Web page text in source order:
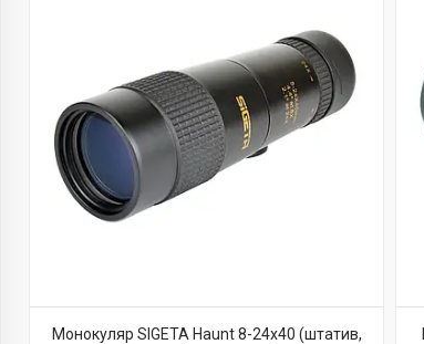
Монокуляр SIGETA Haunt 8-24x40 (штатив,